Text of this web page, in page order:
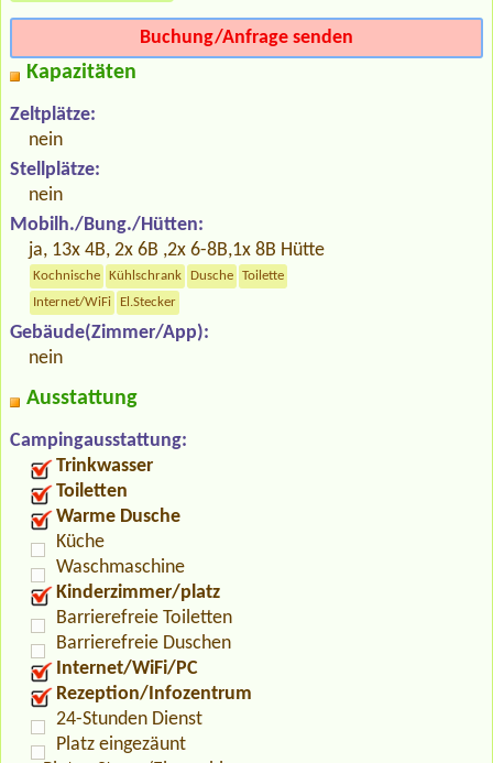
Buchung/Anfrage senden
Kapazitäten
Zeltplätze:
nein
Stellplätze:
nein
Mobilh./Bung./Hütten:
ja, 13x 4B, 2x 6B ,2x 6-8B,1x 8B Hütte
Kochnische Kühlschrank Dusche
Toilette
Internet/WiFi
El.Stecker
Gebäude(Zimmer/App):
nein
Ausstattung
Campingausstattung:
Trinkwasser
Toiletten
Warme Dusche
Küche
Waschmaschine
Kinderzimmer/platz
Barrierefreie Toiletten
Barrierefreie Duschen
Internet/WiFi/PC
Rezeption/Infozentrum
24-Stunden Dienst
Platz eingezäunt